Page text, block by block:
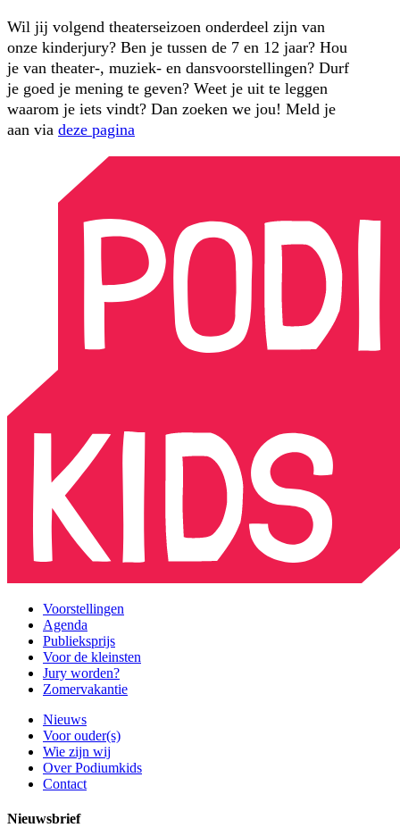
Wil jij volgend theaterseizoen onderdeel zijn van
onze kinderjury? Ben je tussen de 7 en 12 jaar? Hou
je van theater-, muziek- en dansvoorstellingen? Durf
je goed je mening te geven? Weet je uit te leggen
waarom je iets vindt? Dan zoeken we jou! Meld je
aan via deze pagina
Voorstellingen
Agenda
Publieksprijs
Voor de kleinsten
Jury worden?
Zomervakantie
Nieuws
Voor ouder(s)
Wie zijn wij
Over Podiumkids
Contact
Nieuwsbrief